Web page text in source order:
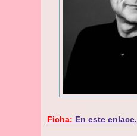
Ficha: En este enlace.